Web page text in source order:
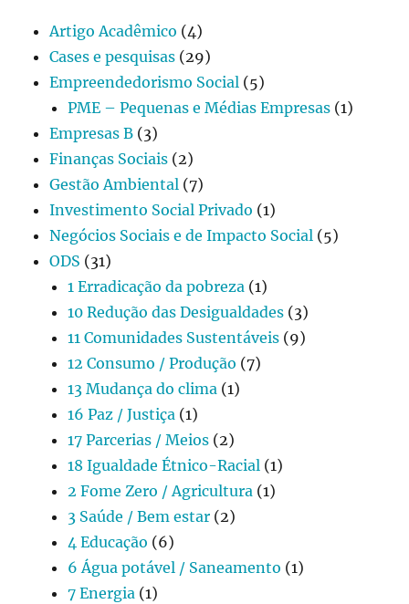
Artigo Acadêmico (4)
Cases e pesquisas (29)
Empreendedorismo Social (5)
PME – Pequenas e Médias Empresas (1)
Empresas B (3)
Finanças Sociais (2)
Gestão Ambiental (7)
Investimento Social Privado (1)
Negócios Sociais e de Impacto Social (5)
ODS (31)
1 Erradicação da pobreza (1)
10 Redução das Desigualdades (3)
11 Comunidades Sustentáveis (9)
12 Consumo / Produção (7)
13 Mudança do clima (1)
16 Paz / Justiça (1)
17 Parcerias / Meios (2)
18 Igualdade Étnico-Racial (1)
2 Fome Zero / Agricultura (1)
3 Saúde / Bem estar (2)
4 Educação (6)
6 Água potável / Saneamento (1)
7 Energia (1)